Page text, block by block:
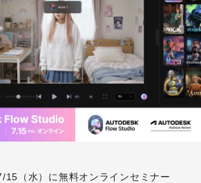
15（水）に無料オンラインセミナー